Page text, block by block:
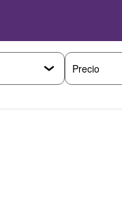
Precio